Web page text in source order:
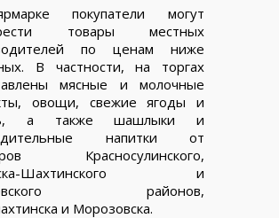
покупатели могут
товары местных
по ценам ниже
В частности, на торгах
мясные и молочные
овощи, свежие ягоды и
а также шашлыки и
напитки от
Красносулинского,
Шахтинского и
районов,
и Морозовска.